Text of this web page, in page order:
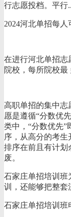
行志愿投档。平行
2024河北单招每
在进行河北单招志
院校，每所院校最
高职单招的集中志
愿是遵循“分数优
类中，“分数优先
序，从高分的考生
排序在前且有计划
废。
石家庄单招培训班
训，还能够把整套
石家庄单招培训班